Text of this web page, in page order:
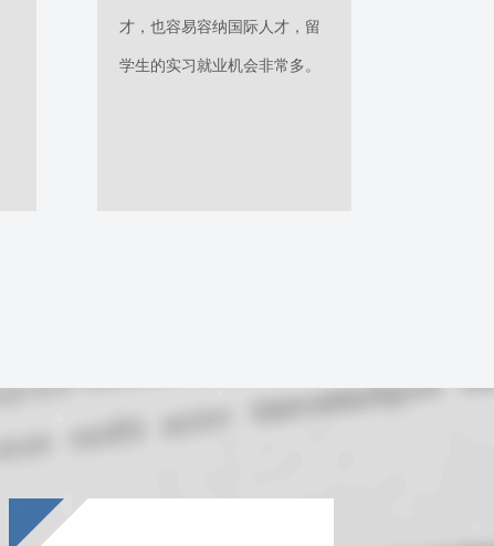
才，也容易容纳国际人才，留
学生的实习就业机会非常多。